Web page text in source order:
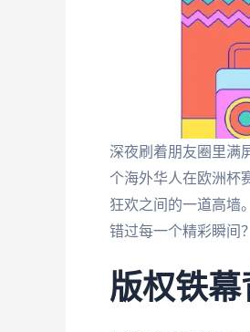
深夜刷着朋友圈里
个海外华人在欧洲杯
狂欢之间的一道高墙
错过每一个精彩瞬间
版权铁